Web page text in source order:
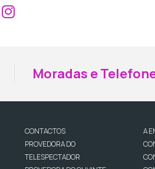
Aceder ao Facebook
Aceder ao
Moradas e
CONTACTOS
PROVEDORA DO
TELESPECTADOR
A